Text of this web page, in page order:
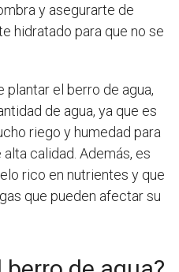
y asegurarte de
hidratado para que no se
plantar el berro de agua,
de agua, ya que es
riego y humedad para
calidad. Además, es
rico en nutrientes y que
que pueden afectar su